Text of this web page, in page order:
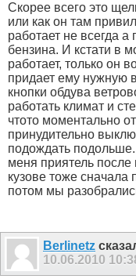
Скорее всего это
или как он там
работает не всегда
бензина. И кстати в
работает, только он
придает ему нужную
кнопки обдува
работать климат и
чтото моментально
принудительно
подождать подольше.
меня приятель
кузове тоже сначала
потом мы
Berlinetz
10.06.2010